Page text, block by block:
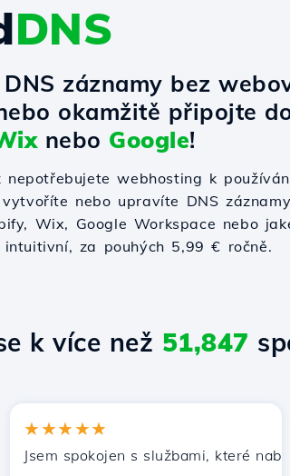
DNS
záznamy bez
okamžitě připojte
nebo Google!
nepotřebujete webhosting k
nebo upravíte DNS
Wix, Google Workspace nebo
intuitivní, za pouhých 5,99 € ročně.
k více než 51,847
podpora.
★★★★★
spokojen s službami, které nabízí